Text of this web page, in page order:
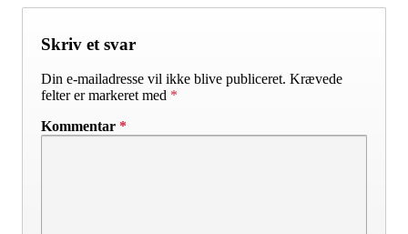
Skriv et svar
Din e-mailadresse vil ikke blive publiceret. Krævede
felter er markeret med *
Kommentar *